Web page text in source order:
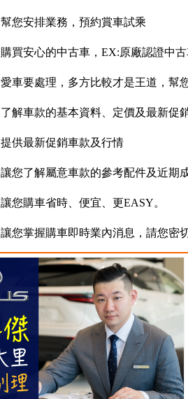
幫您安排業務，預約賞車試乘
購買安心的中古車，EX:原廠認證中
愛車要處理，多方比較才是王道，幫
了解車款的基本資料、定價及最新促
提供最新促銷車款及行情
讓您了解屬意車款的參考配件及近期
讓您購車省時、便宜、更EASY。
讓您掌握購車即時業內消息，請您密